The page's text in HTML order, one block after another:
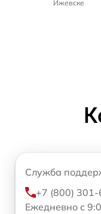
Ижевске
Служба
+7 (800)
Ежедневно с